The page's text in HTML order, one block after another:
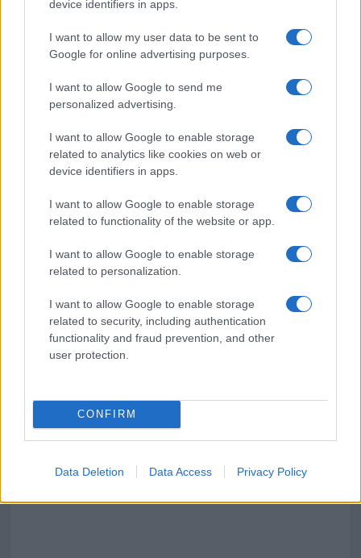
device identifiers in apps.
I want to allow my user data to be sent to
Google for online advertising purposes.
I want to allow Google to send me
personalized advertising.
I want to allow Google to enable storage
related to analytics like cookies on web or
device identifiers in apps.
I want to allow Google to enable storage
related to functionality of the website or app.
I want to allow Google to enable storage
related to personalization.
I want to allow Google to enable storage
related to security, including authentication
functionality and fraud prevention, and other
user protection.
CONFIRM
Data Deletion Data Access Privacy Policy
Sangue, musica e solidarietà con Avis Olbia al
Delta Center
Meteo Olbia 9 agosto, temperature in calo
Salmo finisce in ospedale a Catania, ma il tour
Jovanotti, Gabry Ponte e Alfa: Olbia ombelico del
mondo per una notte
Giorgia Meloni a La Maddalena, la vicesindaco:
“Orgoglio e discrezione per visita privata̶…